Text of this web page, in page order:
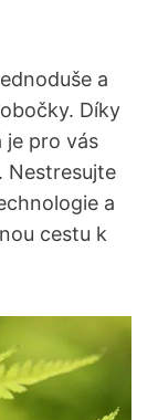
a
Díky
je pro vás
Nestresujte
a
cestu k